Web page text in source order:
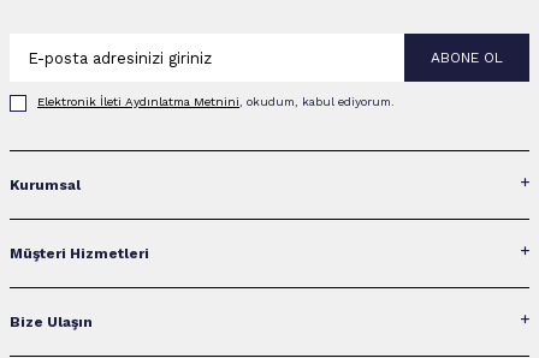
ABONE OL
Elektronik İleti Aydınlatma Metni‌ni, okudum, kabul ediyorum.
Kurumsal
Müşteri Hizmetleri
Bize Ulaşın